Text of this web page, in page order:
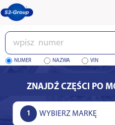
Wpisz
numer
NUMER NAZWA VIN
ZNAJDŹ CZĘŚCI PO
1